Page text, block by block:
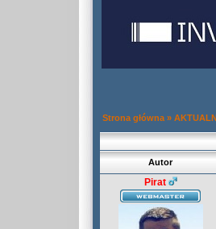
Strona główna »
Autor
Pirat